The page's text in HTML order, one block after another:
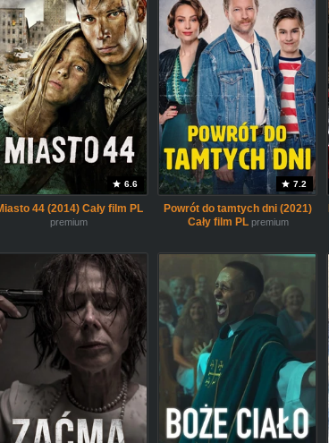
6.6
44 (2014) Cały film PL
premium
7.2
Powrót do tamtych dni (2021)
Cały film PL premium